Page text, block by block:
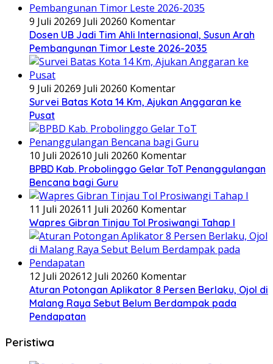
9 Juli 20269 Juli 20260 Komentar
Dosen UB Jadi Tim Ahli Internasional, Susun Arah
Pembangunan Timor Leste 2026-2035
9 Juli 20269 Juli 20260 Komentar
Survei Batas Kota 14 Km, Ajukan Anggaran ke
Pusat
10 Juli 202610 Juli 20260 Komentar
BPBD Kab. Probolinggo Gelar ToT Penanggulangan
Bencana bagi Guru
11 Juli 202611 Juli 20260 Komentar
Wapres Gibran Tinjau Tol Prosiwangi Tahap I
12 Juli 202612 Juli 20260 Komentar
Aturan Potongan Aplikator 8 Persen Berlaku, Ojol di
Malang Raya Sebut Belum Berdampak pada
Pendapatan
Peristiwa